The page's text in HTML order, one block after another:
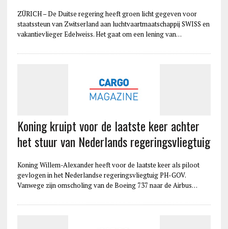
ZÜRICH – De Duitse regering heeft groen licht gegeven voor
staatssteun van Zwitserland aan luchtvaartmaatschappij SWISS en
vakantievlieger Edelweiss. Het gaat om een lening van…
Koning kruipt voor de laatste keer achter
het stuur van Nederlands regeringsvliegtuig
Koning Willem-Alexander heeft voor de laatste keer als piloot
gevlogen in het Nederlandse regeringsvliegtuig PH-GOV.
Vanwege zijn omscholing van de Boeing 737 naar de Airbus…